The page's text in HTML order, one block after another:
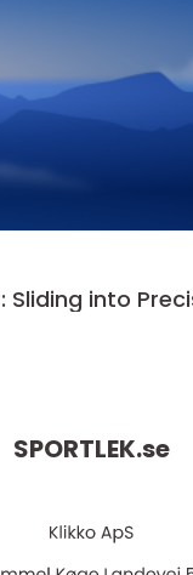
Sliding into
SPORTLEK.se